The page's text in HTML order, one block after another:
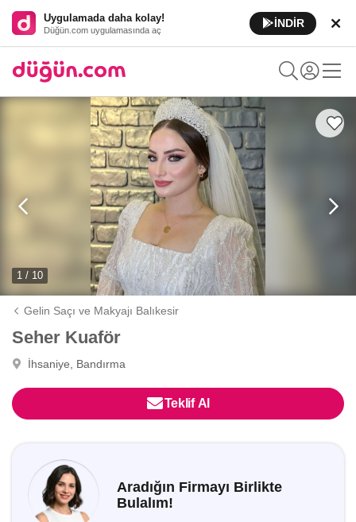
Uygulamada daha kolay!
Düğün.com uygulamasında aç
İNDİR
1 / 10
Gelin Saçı ve Makyajı Balıkesir
Seher Kuaför
İhsaniye, Bandırma
Teklif Al
Aradığın Firmayı Birlikte
Bulalım!